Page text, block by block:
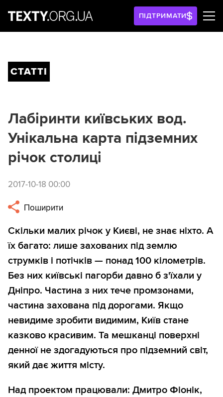
ПІДТРИМАТИ
СТАТТІ
Лабіринти київських вод.
Унікальна карта підземних
річок столиці
2017-10-18 00:00
Поширити
Скільки малих річок у Києві, не знає ніхто. А
їх багато: лише захованих під землю
струмків і потічків — понад 100 кілометрів.
Без них київські пагорби давно б з'їхали у
Дніпро. Частина з них тече промзонами,
частина захована під дорогами. Якщо
невидиме зробити видимим, Київ стане
казково красивим. Та мешканці поверхні
денної не здогадуються про підземний світ,
який дає життя місту.
Над проектом працювали: Дмитро Фіонік,